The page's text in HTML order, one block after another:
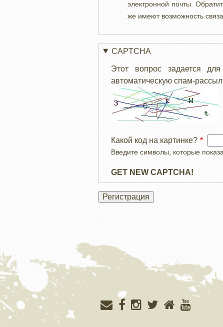
электронной почты.
же имеют возможность
CAPTCHA
Этот вопрос задается
автоматическую спам-
Какой код на картинке?
Введите символы, которые
GET NEW CAPTCHA!